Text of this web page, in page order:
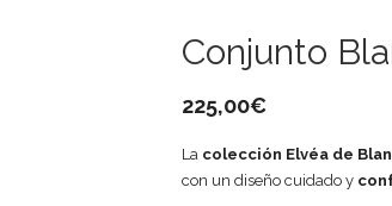
Conjunto
225,00€
La colección Elvéa de
con un diseño cuidado y